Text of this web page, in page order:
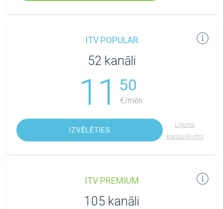
ITV POPULAR
52 kanāli
11 50
€/mēn.
IZVĒLĒTIES
Līguma
kopsavilkums
ITV PREMIUM
105 kanāli